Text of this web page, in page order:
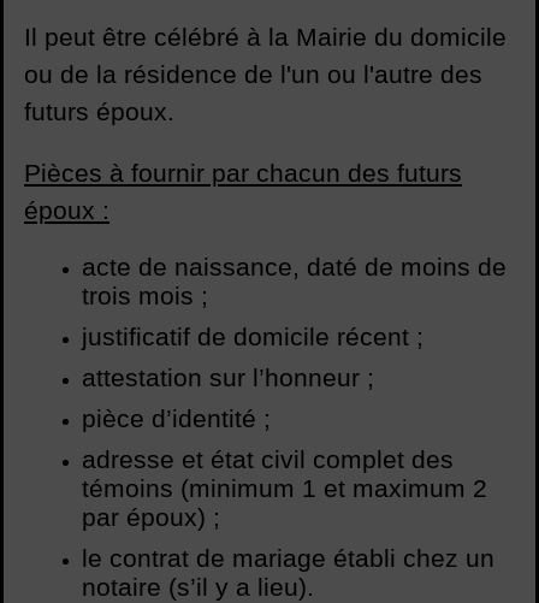
Il peut être célébré à la Mairie du domicile
ou de la résidence de l'un ou l'autre des
futurs époux.
Pièces à fournir par chacun des futurs
époux :
acte de naissance, daté de moins de
trois mois ;
justificatif de domicile récent ;
attestation sur l’honneur ;
pièce d’identité ;
adresse et état civil complet des
témoins (minimum 1 et maximum 2
par époux) ;
le contrat de mariage établi chez un
notaire (s’il y a lieu).